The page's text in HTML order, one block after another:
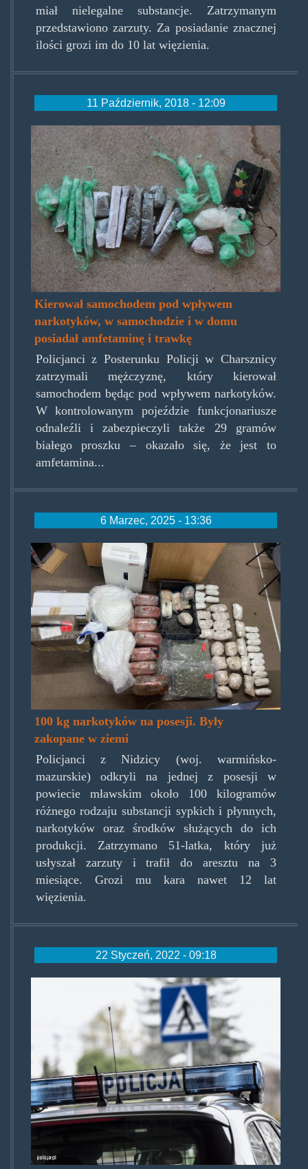
miał nielegalne substancje. Zatrzymanym
przedstawiono zarzuty. Za posiadanie znacznej
ilości grozi im do 10 lat więzienia.
11 Październik, 2018 - 12:09
kolekcjazmiechowa.jpg
Kierował samochodem pod wpływem
narkotyków, w samochodzie i w domu
posiadał amfetaminę i trawkę
Policjanci z Posterunku Policji w Charsznicy
zatrzymali mężczyznę, który kierował
samochodem będąc pod wpływem narkotyków.
W kontrolowanym pojeździe funkcjonariusze
odnaleźli i zabezpieczyli także 29 gramów
białego proszku – okazało się, że jest to
amfetamina...
6 Marzec, 2025 - 13:36
zakopane.jpg
100 kg narkotyków na posesji. Były
zakopane w ziemi
Policjanci z Nidzicy (woj. warmińsko-
mazurskie) odkryli na jednej z posesji w
powiecie mławskim około 100 kilogramów
różnego rodzaju substancji sypkich i płynnych,
narkotyków oraz środków służących do ich
produkcji. Zatrzymano 51-latka, który już
usłyszał zarzuty i trafił do aresztu na 3
miesiące. Grozi mu kara nawet 12 lat
więzienia.
22 Styczeń, 2022 - 09:18